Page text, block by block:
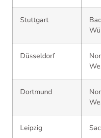
Stuttgart
Düsseldorf
Dortmund
Leipzig